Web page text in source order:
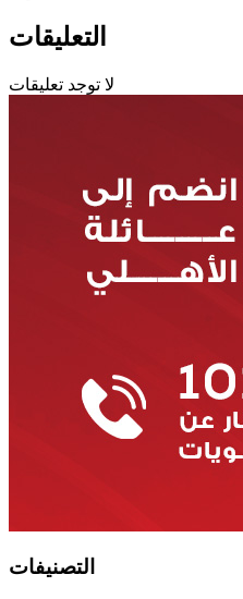
التعليقات
لا توجد تعليقات
التصنيفات